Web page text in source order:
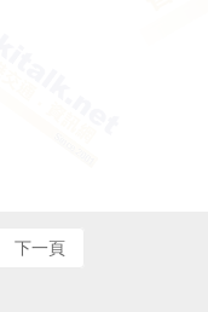
下一頁